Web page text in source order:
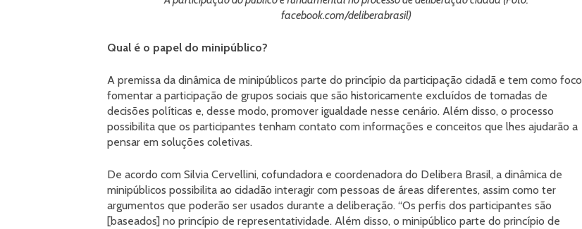
facebook.com/deliberabrasil)
Qual é o papel do minipúblico?
A premissa da dinâmica de minipúblicos parte do princípio da participação cidadã e tem como foco
fomentar a participação de grupos sociais que são historicamente excluídos de tomadas de
decisões políticas e, desse modo, promover igualdade nesse cenário. Além disso, o processo
possibilita que os participantes tenham contato com informações e conceitos que lhes ajudarão a
pensar em soluções coletivas.
De acordo com Silvia Cervellini, cofundadora e coordenadora do Delibera Brasil, a dinâmica de
minipúblicos possibilita ao cidadão interagir com pessoas de áreas diferentes, assim como ter
argumentos que poderão ser usados durante a deliberação. “Os perfis dos participantes são
[baseados] no princípio de representatividade. Além disso, o minipúblico parte do princípio de